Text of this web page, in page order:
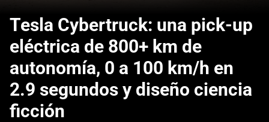
Tesla Cybertruck: una pick-up
eléctrica de 800+ km de
autonomía, 0 a 100 km/h en
2.9 segundos y diseño ciencia
ficción